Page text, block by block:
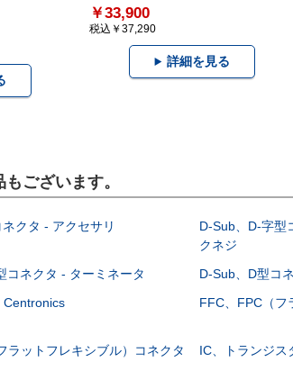
￥33,900
税込￥37,290
詳細を見る
ございます。
クタ - アクセサリ
D-Sub、D-字型
クネジ
コネクタ - ターミネータ D-Sub、D型コ
Centronics FFC、FPC（フ
ラットフレキシブル）コネクタ
IC、トランジス